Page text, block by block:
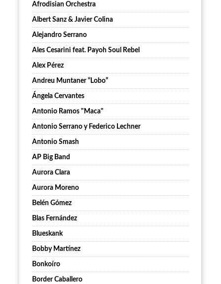
Afrodisian Orchestra
Albert Sanz & Javier Colina
Alejandro Serrano
Ales Cesarini feat. Payoh Soul Rebel
Alex Pérez
Andreu Muntaner “Lobo”
Ángela Cervantes
Antonio Ramos "Maca"
Antonio Serrano y Federico Lechner
Antonio Smash
AP Big Band
Aurora Clara
Aurora Moreno
Belén Gómez
Blas Fernández
Blueskank
Bobby Martínez
Bonkoíro
Border Caballero